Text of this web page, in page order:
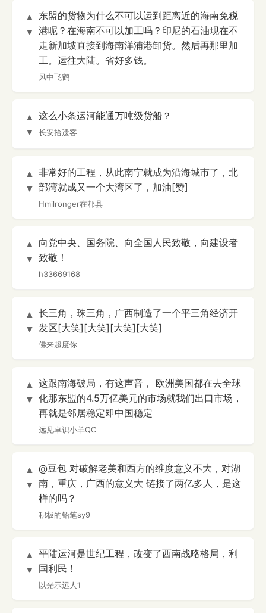
▲
▼
东盟的货物为什么不可以运到距离近的海南免税
港呢？在海南不可以加工吗？印尼的石油现在不
走新加坡直接到海南洋浦港卸货。然后再那里加
工。运往大陆。省好多钱。
风中飞鹤
▲
▼
这么小条运河能通万吨级货船？
长安拾遗客
▲
▼
非常好的工程，从此南宁就成为沿海城市了，北
部湾就成又一个大湾区了，加油[赞]
Hmilronger在郫县
▲
▼
向党中央、国务院、向全国人民致敬，向建设者
致敬！
h33669168
▲
▼
长三角，珠三角，广西制造了一个平三角经济开
发区[大笑][大笑][大笑][大笑]
佛来超度你
▲
▼
这跟南海破局，有这声音， 欧洲美国都在去全球
化那东盟的4.5万亿美元的市场就我们出口市场，
再就是邻居稳定即中国稳定
远见卓识小羊QC
▲
▼
@豆包 对破解老美和西方的维度意义不大，对湖
南，重庆，广西的意义大 链接了两亿多人，是这
样的吗？
积极的铅笔sy9
▲
▼
平陆运河是世纪工程，改变了西南战略格局，利
国利民！
以光示远人1